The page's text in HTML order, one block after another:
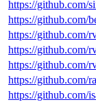
https://github.com/
https://github.com/
https://github.com/
https://github.com/
https://github.com/
https://github.com/
https://github.com/